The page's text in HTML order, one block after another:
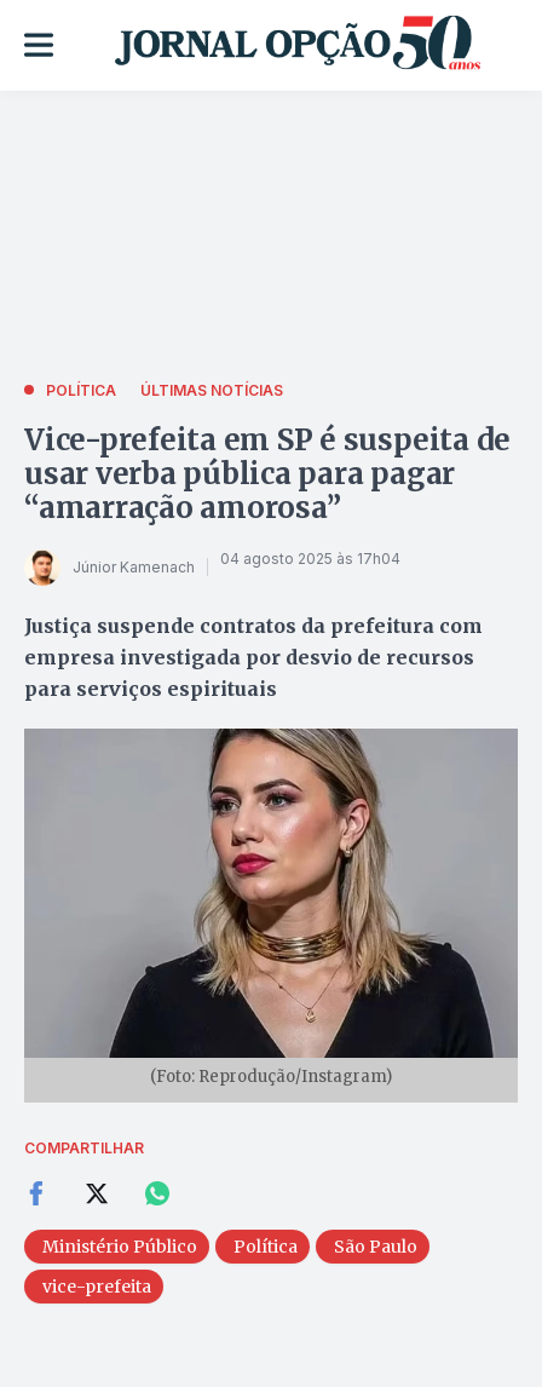
POLÍTICA ÚLTIMAS NOTÍCIAS
Vice-prefeita em SP é suspeita de
usar verba pública para pagar
“amarração amorosa”
Júnior Kamenach 04 agosto 2025 às 17h04
Justiça suspende contratos da prefeitura com
empresa investigada por desvio de recursos
para serviços espirituais
(Foto: Reprodução/Instagram)
COMPARTILHAR
Ministério Público Política
São Paulo
vice-prefeita